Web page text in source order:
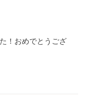
！おめでとうござ